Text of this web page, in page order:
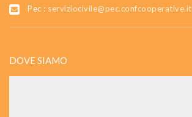
Pec : serviziocivile@pec.confcooperative.it
DOVE SIAMO